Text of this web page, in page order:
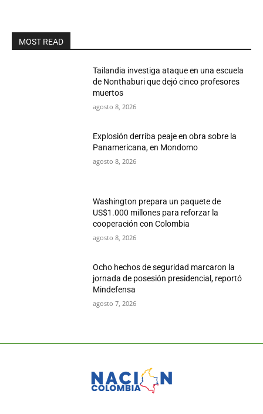
MOST READ
Tailandia investiga ataque en una escuela
de Nonthaburi que dejó cinco profesores
muertos
agosto 8, 2026
Explosión derriba peaje en obra sobre la
Panamericana, en Mondomo
agosto 8, 2026
Washington prepara un paquete de
US$1.000 millones para reforzar la
cooperación con Colombia
agosto 8, 2026
Ocho hechos de seguridad marcaron la
jornada de posesión presidencial, reportó
Mindefensa
agosto 7, 2026